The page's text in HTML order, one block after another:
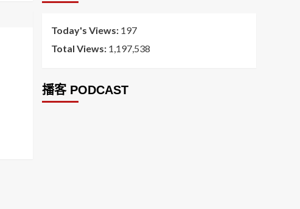
序
Today's Views: 197
Total Views: 1,197,538
播客 PODCAST